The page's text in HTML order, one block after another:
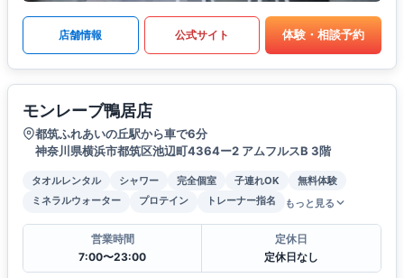
店舗情報 公式サイト 体験・相談予約
モンレーブ鴨居店
都筑ふれあいの丘駅から車で6分
神奈川県横浜市都筑区池辺町4364ー2 アムフルスB 3階
タオルレンタル シャワー 完全個室 子連れOK
無料体験
ミネラルウォーター
プロテイン トレーナー指名 もっと見る
営業時間
7:00〜23:00
定休日
定休日なし